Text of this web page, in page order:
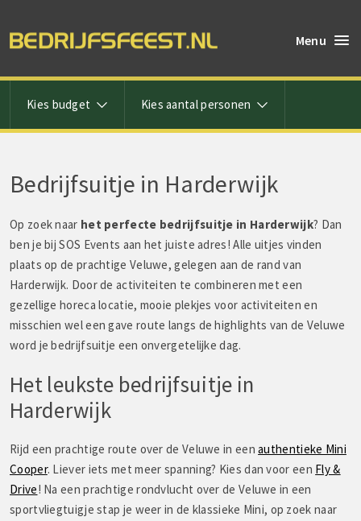
Menu
Kies budget Kies aantal personen
Bedrijfsuitje in Harderwijk
Op zoek naar het perfecte bedrijfsuitje in Harderwijk? Dan
ben je bij SOS Events aan het juiste adres! Alle uitjes vinden
plaats op de prachtige Veluwe, gelegen aan de rand van
Harderwijk. Door de activiteiten te combineren met een
gezellige horeca locatie, mooie plekjes voor activiteiten en
misschien wel een gave route langs de highlights van de Veluwe
word je bedrijfsuitje een onvergetelijke dag.
Het leukste bedrijfsuitje in
Harderwijk
Rijd een prachtige route over de Veluwe in eenauthentieke Mini
Cooper. Liever iets met meer spanning? Kies dan voor een Fly &
Drive! Na een prachtige rondvlucht over de Veluwe in een
sportvliegtuigje stap je weer in de klassieke Mini, op zoek naar